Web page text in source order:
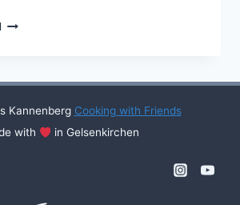
PUDDING-
Kannenberg Cooking with Friends
with
in Gelsenkirchen